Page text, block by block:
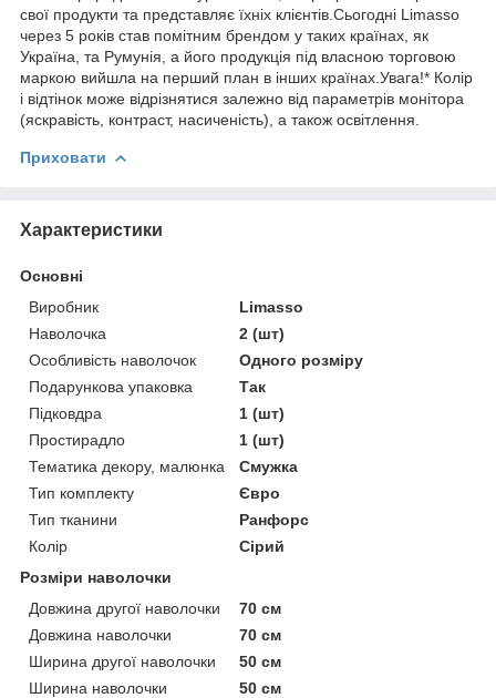
свої продукти та представляє їхніх клієнтів.Сьогодні Limasso
через 5 років став помітним брендом у таких країнах, як
Україна, та Румунія, а його продукція під власною торговою
маркою вийшла на перший план в інших країнах.Увага!* Колір
і відтінок може відрізнятися залежно від параметрів монітора
(яскравість, контраст, насиченість), а також освітлення.
Приховати
Характеристики
Основні
Виробник
Limasso
Наволочка
2 (шт)
Особливість наволочок
Одного розміру
Подарункова упаковка
Так
Підковдра
1 (шт)
Простирадло
1 (шт)
Тематика декору, малюнка
Смужка
Тип комплекту
Євро
Тип тканини
Ранфорс
Колір
Сірий
Розміри наволочки
Довжина другої наволочки
70 см
Довжина наволочки
70 см
Ширина другої наволочки
50 см
Ширина наволочки
50 см